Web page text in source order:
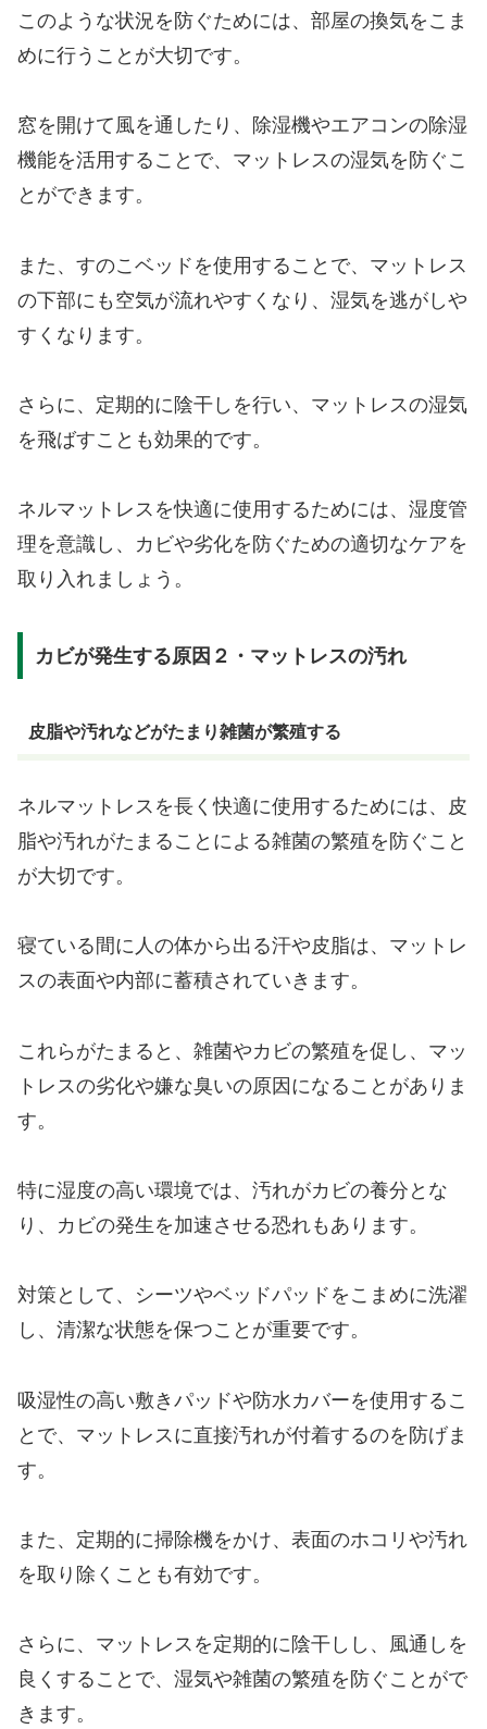
このような状況を防ぐためには、部屋の換気をこま
めに行うことが大切です。
窓を開けて風を通したり、除湿機やエアコンの除湿
機能を活用することで、マットレスの湿気を防ぐこ
とができます。
また、すのこベッドを使用することで、マットレス
の下部にも空気が流れやすくなり、湿気を逃がしや
すくなります。
さらに、定期的に陰干しを行い、マットレスの湿気
を飛ばすことも効果的です。
ネルマットレスを快適に使用するためには、湿度管
理を意識し、カビや劣化を防ぐための適切なケアを
取り入れましょう。
カビが発生する原因２・マットレスの汚れ
皮脂や汚れなどがたまり雑菌が繁殖する
ネルマットレスを長く快適に使用するためには、皮
脂や汚れがたまることによる雑菌の繁殖を防ぐこと
が大切です。
寝ている間に人の体から出る汗や皮脂は、マットレ
スの表面や内部に蓄積されていきます。
これらがたまると、雑菌やカビの繁殖を促し、マッ
トレスの劣化や嫌な臭いの原因になることがありま
す。
特に湿度の高い環境では、汚れがカビの養分とな
り、カビの発生を加速させる恐れもあります。
対策として、シーツやベッドパッドをこまめに洗濯
し、清潔な状態を保つことが重要です。
吸湿性の高い敷きパッドや防水カバーを使用するこ
とで、マットレスに直接汚れが付着するのを防げま
す。
また、定期的に掃除機をかけ、表面のホコリや汚れ
を取り除くことも有効です。
さらに、マットレスを定期的に陰干しし、風通しを
良くすることで、湿気や雑菌の繁殖を防ぐことがで
きます。